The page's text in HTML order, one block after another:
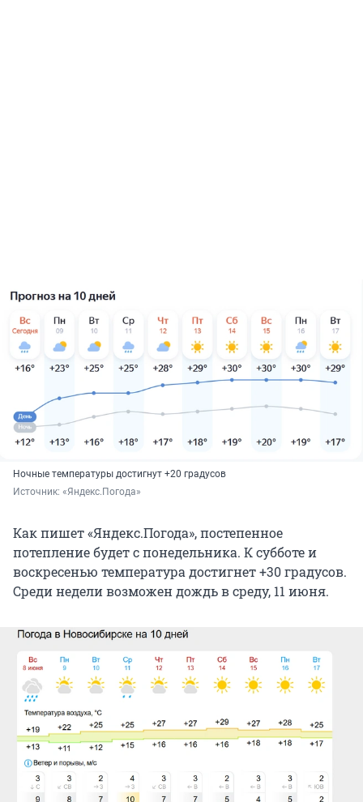
Ночные температуры достигнут +20 градусов
Источник: «Яндекс.Погода»
Как пишет «Яндекс.Погода», постепенное
потепление будет с понедельника. К субботе и
воскресенью температура достигнет +30 градусов.
Среди недели возможен дождь в среду, 11 июня.